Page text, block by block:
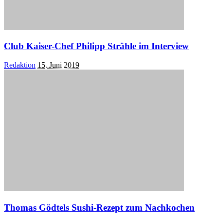
Club Kaiser-Chef Philipp Strähle im Interview
Posted
Redaktion 15. Juni 2019
Thomas Gödtels Sushi-Rezept zum Nachkochen